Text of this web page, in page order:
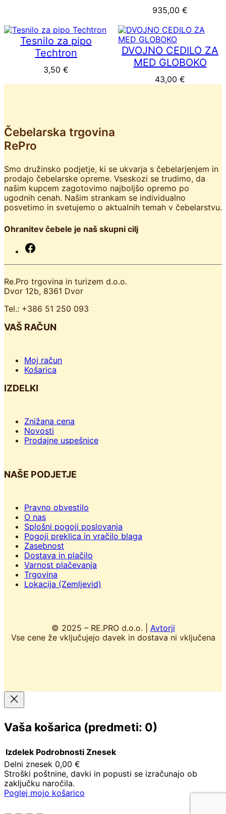
935,00 €
Tesnilo za pipo
Techtron
3,50 €
DVOJNO CEDILO ZA
MED GLOBOKO
43,00 €
Čebelarska trgovina
RePro
Smo družinsko podjetje, ki se ukvarja s čebelarjenjem in
prodajo čebelarske opreme. Vseskozi se trudimo, da
našim kupcem zagotovimo najboljšo opremo po
ugodnih cenah. Našim strankam se individualno
posvetimo in svetujemo o aktualnih temah v čebelarstvu.
Ohranitev čebele je naš skupni cilj
c
b
o
o
k
Re.Pro trgovina in turizem d.o.o.
Dvor 12b, 8361 Dvor
Tel.: +386 51 250 093
VAŠ RAČUN
Moj račun
Košarica
IZDELKI
Znižana cena
Novosti
Prodajne uspešnice
NAŠE PODJETJE
Pravno obvestilo
O nas
Splošni pogoji poslovanja
Pogoji preklica in vračilo blaga
Zasebnost
Dostava in plačilo
Varnost plačevanja
Trgovina
Lokacija (Zemljevid)
© 2025 – RE.PRO d.o.o. | Avtorji
Vse cene že vključujejo davek in dostava ni vključena
Vaša košarica (predmeti: 0)
Izdelki
v
Izdelek Podrobnosti Znesek
Delni znesek 0,00 €
Stroški poštnine, davki in popusti se izračunajo ob
zaključku naročila.
Poglej mojo košarico